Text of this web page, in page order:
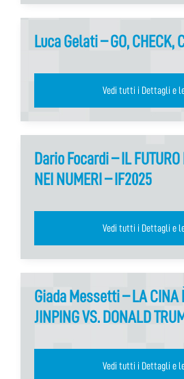
Luca Gelati – GO, CHECK,
Dario Focardi – IL FUTURO
NEI NUMERI – IF2025
Giada Messetti – LA CINA
JINPING VS. DONALD